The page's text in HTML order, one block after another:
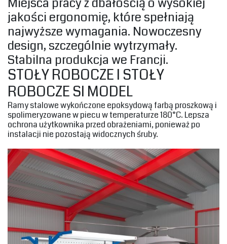
jakości ergonomię, które spełniają
najwyższe wymagania. Nowoczesny
design, szczególnie wytrzymały.
Stabilna produkcja we Francji.‎
‎STOŁY ROBOCZE I STOŁY
ROBOCZE SI MODEL‎
‎Ramy stalowe wykończone epoksydową farbą proszkową i
spolimeryzowane w piecu w temperaturze 180°C. Lepsza
ochrona użytkownika przed obrażeniami, ponieważ po
instalacji nie pozostają widocznych śruby.